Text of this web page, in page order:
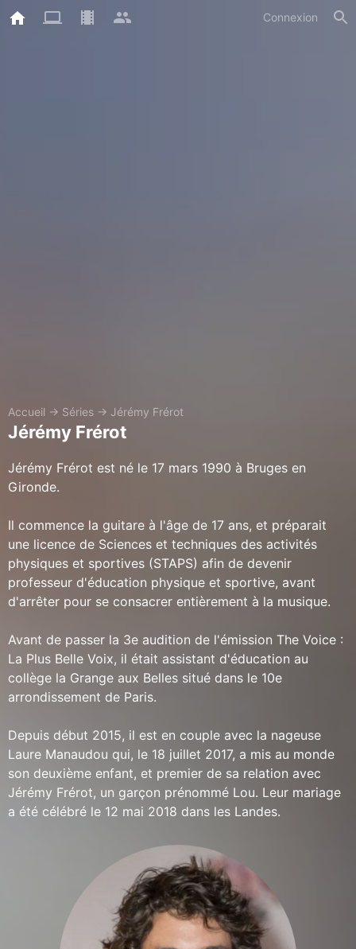
Connexion
Accueil → Séries → Jérémy Frérot
Jérémy Frérot
Jérémy Frérot est né le 17 mars 1990 à Bruges en
Gironde.
Il commence la guitare à l'âge de 17 ans, et préparait
une licence de Sciences et techniques des activités
physiques et sportives (STAPS) afin de devenir
professeur d'éducation physique et sportive, avant
d'arrêter pour se consacrer entièrement à la musique.
Avant de passer la 3e audition de l'émission The Voice :
La Plus Belle Voix, il était assistant d'éducation au
collège la Grange aux Belles situé dans le 10e
arrondissement de Paris.
Depuis début 2015, il est en couple avec la nageuse
Laure Manaudou qui, le 18 juillet 2017, a mis au monde
son deuxième enfant, et premier de sa relation avec
Jérémy Frérot, un garçon prénommé Lou. Leur mariage
a été célébré le 12 mai 2018 dans les Landes.